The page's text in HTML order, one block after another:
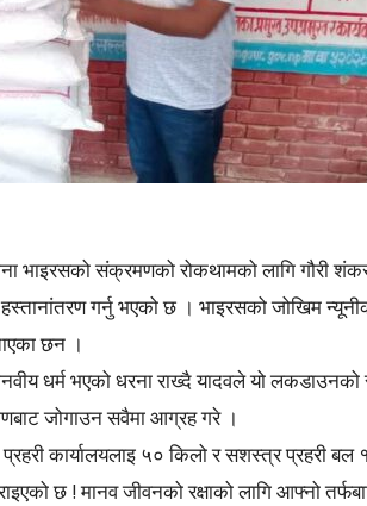
भाइरसको संक्रमणको रोकथामको लागि गौरी
गर्नु भएको छ । भाइरसको जोखिम
छन ।
धर्म भएको धरना राख्दै यादवले यो
जोगाउन सवैमा आग्रह गरे ।
कार्यालयलाइ ५० किलो र सशस्त्र प्रहरी बल
छ ! मानव जीवनको रक्षाको लागि आफ्नो